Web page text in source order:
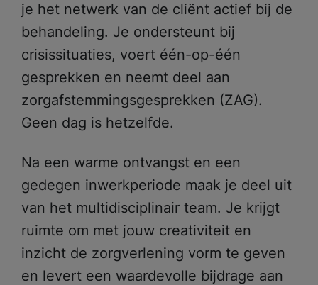
je het netwerk van de cliënt actief bij de
behandeling. Je ondersteunt bij
crisissituaties, voert één-op-één
gesprekken en neemt deel aan
zorgafstemmingsgesprekken (ZAG).
Geen dag is hetzelfde.
Na een warme ontvangst en een
gedegen inwerkperiode maak je deel uit
van het multidisciplinair team. Je krijgt
ruimte om met jouw creativiteit en
inzicht de zorgverlening vorm te geven
en levert een waardevolle bijdrage aan